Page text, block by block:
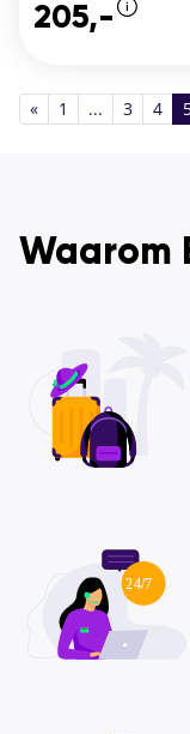
205,-
« 1 ... 3 4
Waarom